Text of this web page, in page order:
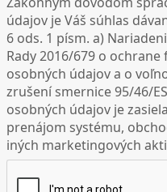
údajov je Váš súhlas
6 ods. 1 písm. a)
Rady 2016/679 o
osobných údajov a o
zrušení smernice 95/46/
osobných údajov je
prenájom systému,
iných marketingových